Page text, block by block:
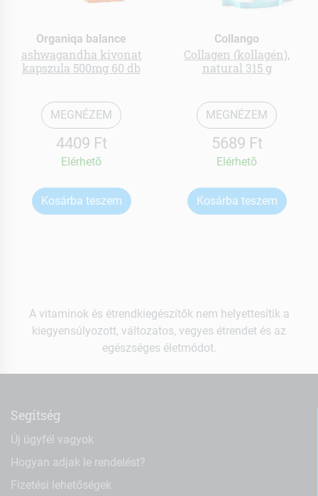
Organiqa balance
ashwagandha kivonat
kapszula 500mg 60 db
MEGNÉZEM
4409 Ft
Elérhetõ
Kosárba teszem
Collango
Collagen (kollagén),
natural 315 g
MEGNÉZEM
5689 Ft
Elérhetõ
Kosárba teszem
A vitaminok és étrendkiegészítők nem helyettesítik a
kiegyensúlyozott, változatos, vegyes étrendet és az
egészséges életmódot.
Segítség
Új ügyfél vagyok
Hogyan adjak le rendelést?
Fizetési lehetőségek